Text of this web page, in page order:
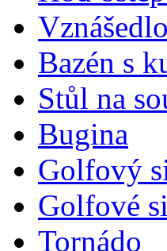
Bazén s
Stůl na
Bugina
Golfový
Golfové
Tornádo